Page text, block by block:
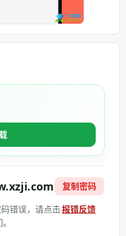
复制密码
错误，请点击报错反馈